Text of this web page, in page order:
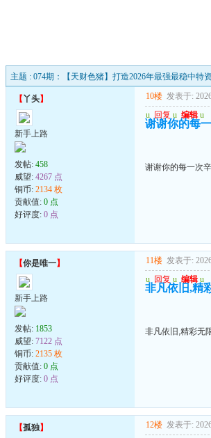
主题 : 074期：【天财色猪】打造2026年最强最稳中特
【丫头】
新手上路
发帖: 458
威望: 4267 点
铜币: 2134 枚
贡献值: 0 点
好评度: 0 点
10楼 发表于:
u 回复 u 编辑 u
谢谢你的每
谢谢你的每一次
【你是唯一】
新手上路
发帖: 1853
威望: 7122 点
铜币: 2135 枚
贡献值: 0 点
好评度: 0 点
11楼 发表于:
u 回复 u 编辑 u
非凡依旧,精
非凡依旧,精彩无
【孤独】 12楼 发表于: